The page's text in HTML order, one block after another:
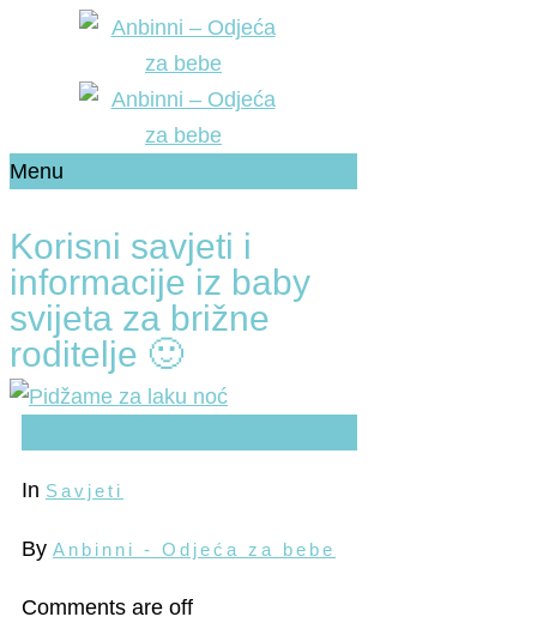
Menu
Korisni savjeti i
informacije iz baby
svijeta za brižne
roditelje 🙂
In Savjeti
By Anbinni - Odjeća za bebe
Comments are off